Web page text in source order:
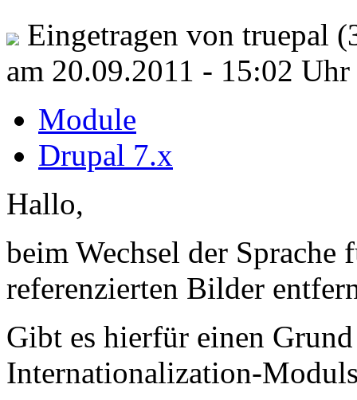
Eingetragen von truepal
am 20.09.2011 - 15:02 Uhr
Module
Drupal 7.x
Hallo,
beim Wechsel der Sprache
referenzierten Bilder
Gibt es hierfür einen
Internationalization-